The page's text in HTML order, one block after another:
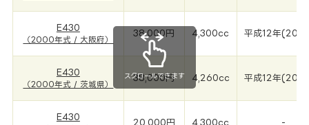
E430
（2000年式 / 大阪府）
38,000円 4,300cc 平成12年
E430
（2000年式 / 茨城県）
38,000円 4,260cc 平成12年
E430
20,000円 4,300cc -
スクロールできます